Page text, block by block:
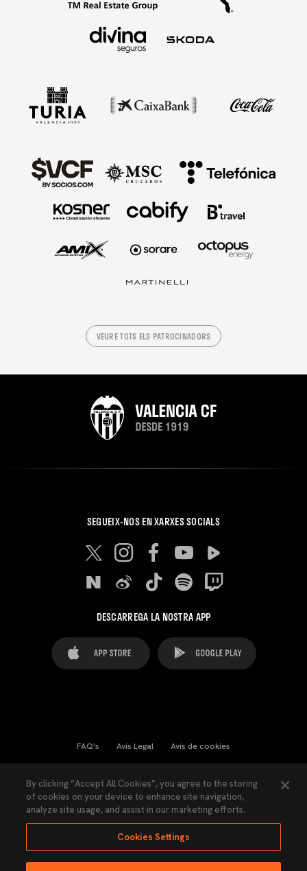
VEURE TOTS ELS PATROCINADORS
SEGUEIX-NOS EN XARXES SOCIALS
DESCARREGA LA NOSTRA APP
FAQ's Avís Legal Avís de cookies
Llei de Transparència Política de Privacitat
Accessibilitat
By clicking “Accept All Cookies”, you agree to the storing
of cookies on your device to enhance site navigation,
analyze site usage, and assist in our marketing efforts.
Cookies Settings